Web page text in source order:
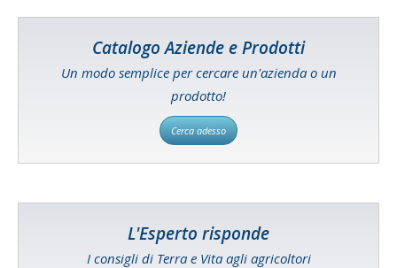
Catalogo Aziende e Prodotti
Un modo semplice per cercare un'azienda o un
prodotto!
Cerca adesso
L'Esperto risponde
I consigli di Terra e Vita agli agricoltori